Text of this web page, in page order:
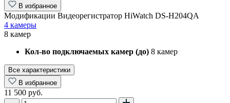
В избранное
Модификации Видеорегистратор HiWatch DS-H204QA
4 камеры
8 камер
Кол-во подключаемых камер (до) 8 камер
Все характеристики
В избранное
11 500 руб.